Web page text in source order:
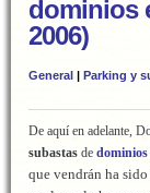
dominios
2006)
General | Parking y
De aquí en adelante,
subastas de dominios
que vendrán ha